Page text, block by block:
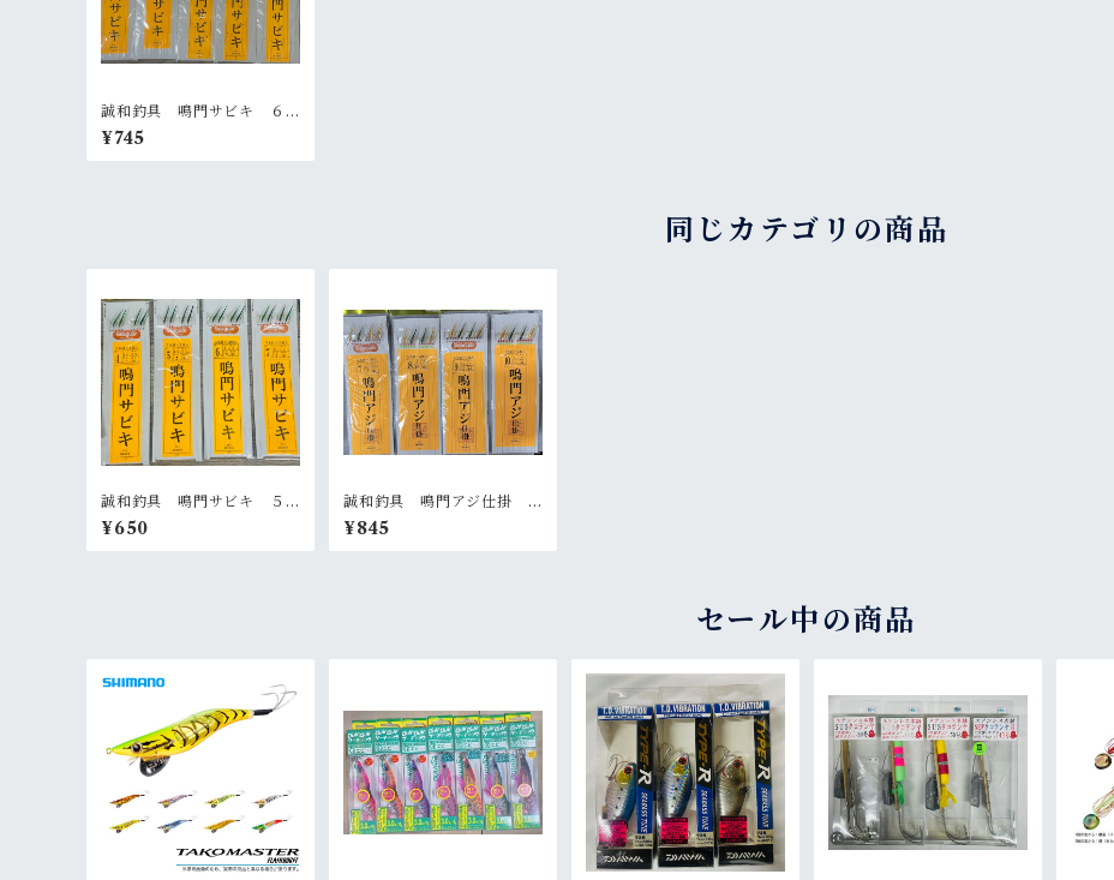
誠和釣具 鳴門サビキ ６
本針×２組入
¥745
同じカテゴリの商品
誠和釣具 鳴門サビキ ５
本針×２組入
¥650
誠和釣具 鳴門アジ仕掛
６本針×２組入
¥845
セール中の商品